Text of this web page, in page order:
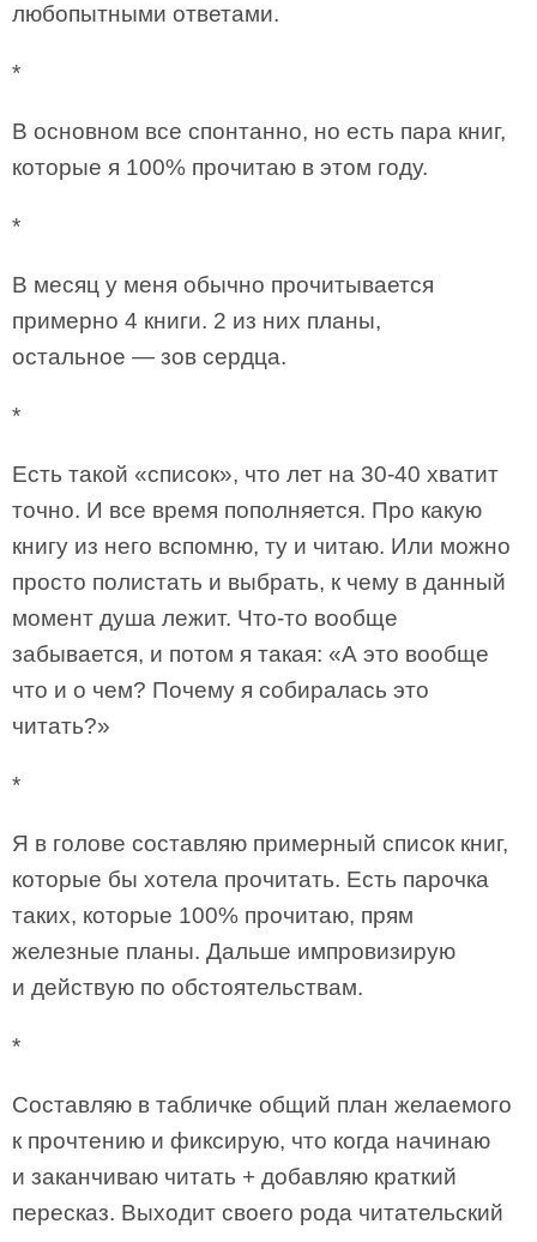
любопытными ответами.
*
В основном все спонтанно, но есть пара книг,
которые я 100% прочитаю в этом году.
*
В месяц у меня обычно прочитывается
примерно 4 книги. 2 из них планы,
остальное — зов сердца.
*
Есть такой «список», что лет на 30-40 хватит
точно. И все время пополняется. Про какую
книгу из него вспомню, ту и читаю. Или можно
просто полистать и выбрать, к чему в данный
момент душа лежит. Что-то вообще
забывается, и потом я такая: «А это вообще
что и о чем? Почему я собиралась это
читать?»
*
Я в голове составляю примерный список книг,
которые бы хотела прочитать. Есть парочка
таких, которые 100% прочитаю, прям
железные планы. Дальше импровизирую
и действую по обстоятельствам.
*
Составляю в табличке общий план желаемого
к прочтению и фиксирую, что когда начинаю
и заканчиваю читать + добавляю краткий
пересказ. Выходит своего рода читательский